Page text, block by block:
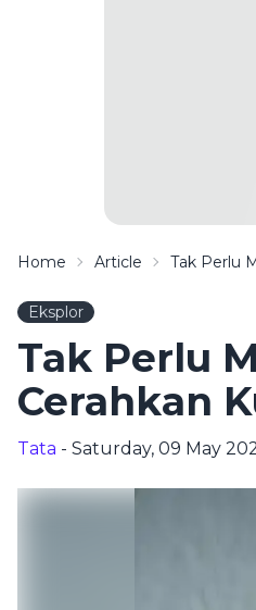
Home Article Tak Perlu
Eksplor
Tak Perlu
Cerahkan
Tata - Saturday, 09 May